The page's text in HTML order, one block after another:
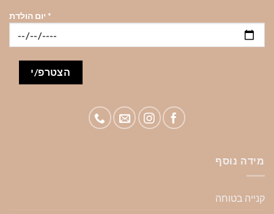
*
מידה נוסף
קנייה בטוחה